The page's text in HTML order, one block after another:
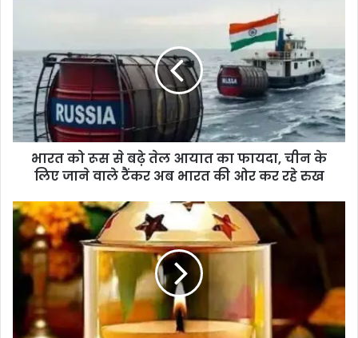
भारत को रूस से बढ़े तेल आयात का फायदा, चीन के
लिए जाने वाले टैंकर अब भारत की ओर कर रहे रुख